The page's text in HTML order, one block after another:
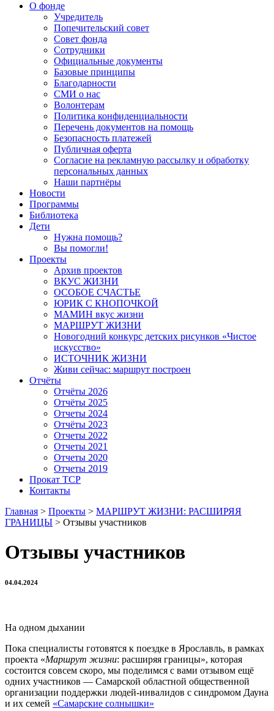
О фонде
Учредитель
Попечительский совет
Совет фонда
Сотрудники
Официальные документы
Базовые принципы
Благодарности
СМИ о нас
Волонтерам
Политика конфиденциальности
Перечень документов на помощь
Безопасность платежей
Публичная оферта
Согласие на рекламную рассылку и обработку
персональных данных
Наши партнёры
Новости
Программы
Библиотека
Дети
Нужна помощь?
Вы помогли!
Проекты
Архив проектов
ВКУС ЖИЗНИ
ОСОБОЕ СЧАСТЬЕ
ЮРИК С КНОПОЧКОЙ
МАМИН вкус жизни
МАРШРУТ ЖИЗНИ
Новогодний конкурс детских рисунков «Чистое
искусство»
ИСТОЧНИК ЖИЗНИ
Живи сейчас: маршрут построен
Отчёты
Отчёты 2026
Отчёты 2025
Отчеты 2024
Отчёты 2023
Отчеты 2022
Отчеты 2021
Отчеты 2020
Отчеты 2019
Прокат ТСР
Контакты
Главная > Проекты > МАРШРУТ ЖИЗНИ: РАСШИРЯЯ
ГРАНИЦЫ > Отзывы участников
Отзывы участников
04.04.2024
На одном дыхании
Пока специалисты готовятся к поездке в Ярославль, в рамках
проекта «Маршрут жизни: расширяя границы», которая
состоится совсем скоро, мы поделимся с вами отзывом ещё
одних участников — Самарской областной общественной
организации поддержки людей-инвалидов с синдромом Дауна
и их семей «Самарские солнышки»